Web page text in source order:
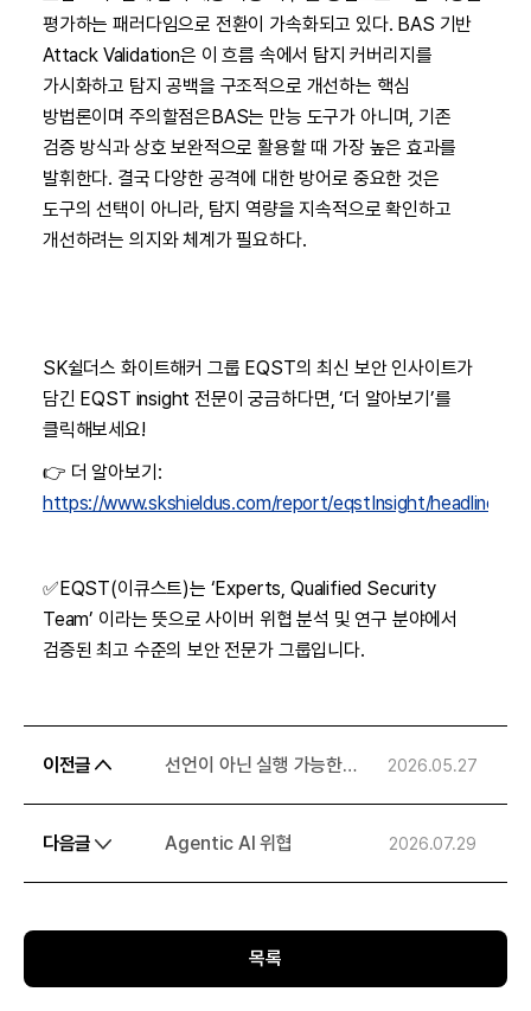
평가하는 패러다임으로 전환이 가속화되고 있다. BAS 기반
Attack Validation은 이 흐름 속에서 탐지 커버리지를
가시화하고 탐지 공백을 구조적으로 개선하는 핵심
방법론이며 주의할점은BAS는 만능 도구가 아니며, 기존
검증 방식과 상호 보완적으로 활용할 때 가장 높은 효과를
발휘한다. 결국 다양한 공격에 대한 방어로 중요한 것은
도구의 선택이 아니라, 탐지 역량을 지속적으로 확인하고
개선하려는 의지와 체계가 필요하다.
SK쉴더스 화이트해커 그룹 EQST의 최신 보안 인사이트가
담긴 EQST insight 전문이 궁금하다면, ‘더 알아보기’를
클릭해보세요!
👉 더 알아보기:
https://www.skshieldus.com/report/eqstInsight/
✅EQST(이큐스트)는 ‘Experts, Qualified Security
Team’ 이라는 뜻으로 사이버 위협 분석 및 연구 분야에서
검증된 최고 수준의 보안 전문가 그룹입니다.
이전글
선언이 아닌 실행 가능한
현실적 보안
2026.05.27
다음글 Agentic AI 위협 2026.07.29
목록